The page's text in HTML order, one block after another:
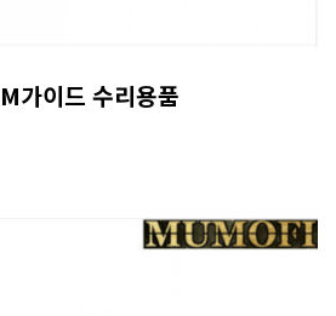
가이드 수리용품